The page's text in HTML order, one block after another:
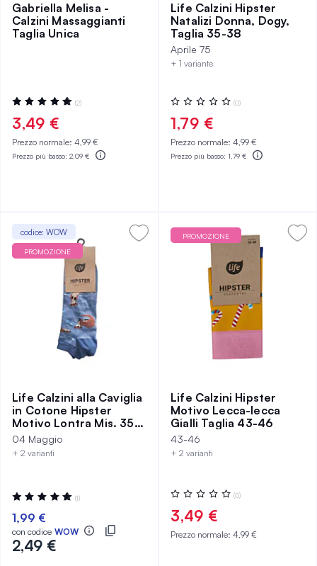
Gabriella Melisa -
Calzini Massaggianti
Taglia Unica
Valutazione:
100%
(2)
3,49 €
Prezzo normale: 4,99 €
Prezzo più basso: 2,09 €
Life Calzini Hipster
Natalizi Donna, Dogy,
Taglia 35-38
Aprile 75
+ 1 variante
Valutazione:
0%
(0)
1,79 €
Prezzo normale: 4,99 €
Prezzo più basso: 1,79 €
codice: WOW
PROMOZIONE
Life Calzini alla Caviglia
in Cotone Hipster
Motivo Lontra Mis. 35-
38
04 Maggio
+ 2 varianti
Valutazione:
100%
(1)
1,99 €
con codice WOW
2,49 €
PROMOZIONE
Life Calzini Hipster
Motivo Lecca-lecca
Gialli Taglia 43-46
43-46
+ 2 varianti
Valutazione:
0%
(0)
3,49 €
Prezzo normale: 4,99 €